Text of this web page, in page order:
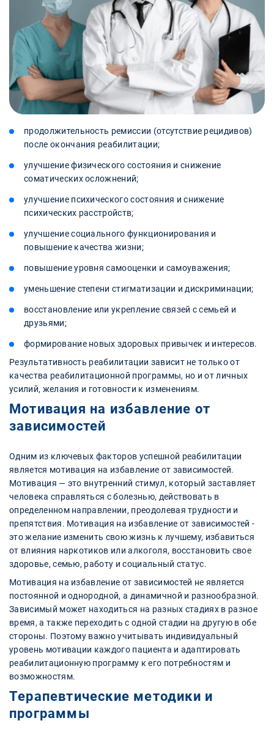
продолжительность ремиссии (отсутствие рецидивов)
после окончания реабилитации;
улучшение физического состояния и снижение
соматических осложнений;
улучшение психического состояния и снижение
психических расстройств;
улучшение социального функционирования и
повышение качества жизни;
повышение уровня самооценки и самоуважения;
уменьшение степени стигматизации и дискриминации;
восстановление или укрепление связей с семьей и
друзьями;
формирование новых здоровых привычек и интересов.
Результативность реабилитации зависит не только от
качества реабилитационной программы, но и от личных
усилий, желания и готовности к изменениям.
Мотивация на избавление от
зависимостей
Одним из ключевых факторов успешной реабилитации
является мотивация на избавление от зависимостей.
Мотивация — это внутренний стимул, который заставляет
человека справляться с болезнью, действовать в
определенном направлении, преодолевая трудности и
препятствия. Мотивация на избавление от зависимостей -
это желание изменить свою жизнь к лучшему, избавиться
от влияния наркотиков или алкоголя, восстановить свое
здоровье, семью, работу и социальный статус.
Мотивация на избавление от зависимостей не является
постоянной и однородной, а динамичной и разнообразной.
Зависимый может находиться на разных стадиях в разное
время, а также переходить с одной стадии на другую в обе
стороны. Поэтому важно учитывать индивидуальный
уровень мотивации каждого пациента и адаптировать
реабилитационную программу к его потребностям и
возможностям.
Терапевтические методики и
программы